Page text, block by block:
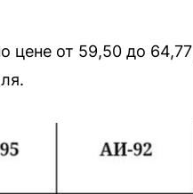
цене от 59,50 до